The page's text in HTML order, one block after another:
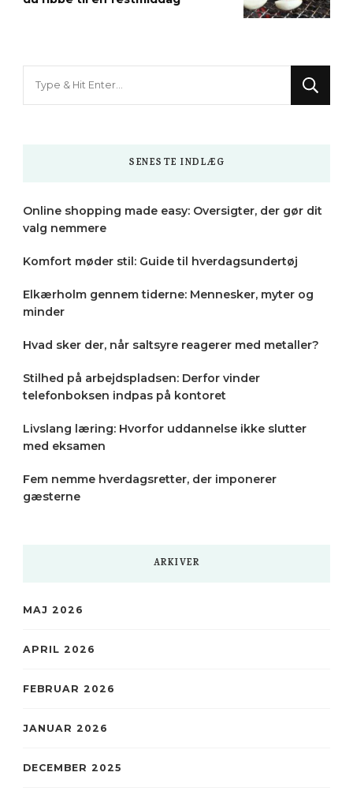
SENESTE INDLÆG
Online shopping made easy: Oversigter, der gør dit
valg nemmere
Komfort møder stil: Guide til hverdagsundertøj
Elkærholm gennem tiderne: Mennesker, myter og
minder
Hvad sker der, når saltsyre reagerer med metaller?
Stilhed på arbejdspladsen: Derfor vinder
telefonboksen indpas på kontoret
Livslang læring: Hvorfor uddannelse ikke slutter
med eksamen
Fem nemme hverdagsretter, der imponerer
gæsterne
ARKIVER
MAJ 2026
APRIL 2026
FEBRUAR 2026
JANUAR 2026
DECEMBER 2025